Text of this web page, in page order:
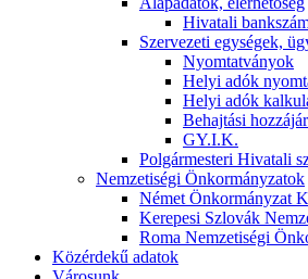
Hivatali
Szervezeti egységek,
Nyomtatványok
Helyi adók
Helyi adók
Behajtási
GY.I.K.
Polgármesteri Hivatali
Nemzetiségi Önkormányzatok
Német Önkormányzat
Kerepesi Szlovák
Roma Nemzetiségi
Közérdekű adatok